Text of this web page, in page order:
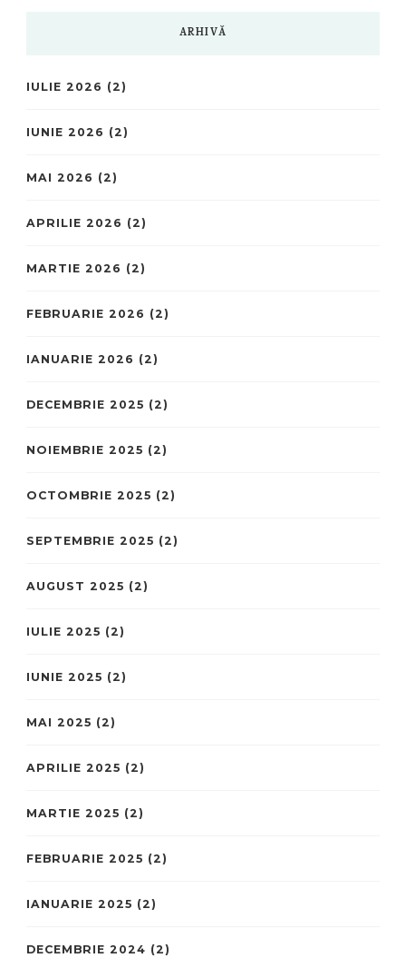
ARHIVĂ
IULIE 2026 (2)
IUNIE 2026 (2)
MAI 2026 (2)
APRILIE 2026 (2)
MARTIE 2026 (2)
FEBRUARIE 2026 (2)
IANUARIE 2026 (2)
DECEMBRIE 2025 (2)
NOIEMBRIE 2025 (2)
OCTOMBRIE 2025 (2)
SEPTEMBRIE 2025 (2)
AUGUST 2025 (2)
IULIE 2025 (2)
IUNIE 2025 (2)
MAI 2025 (2)
APRILIE 2025 (2)
MARTIE 2025 (2)
FEBRUARIE 2025 (2)
IANUARIE 2025 (2)
DECEMBRIE 2024 (2)